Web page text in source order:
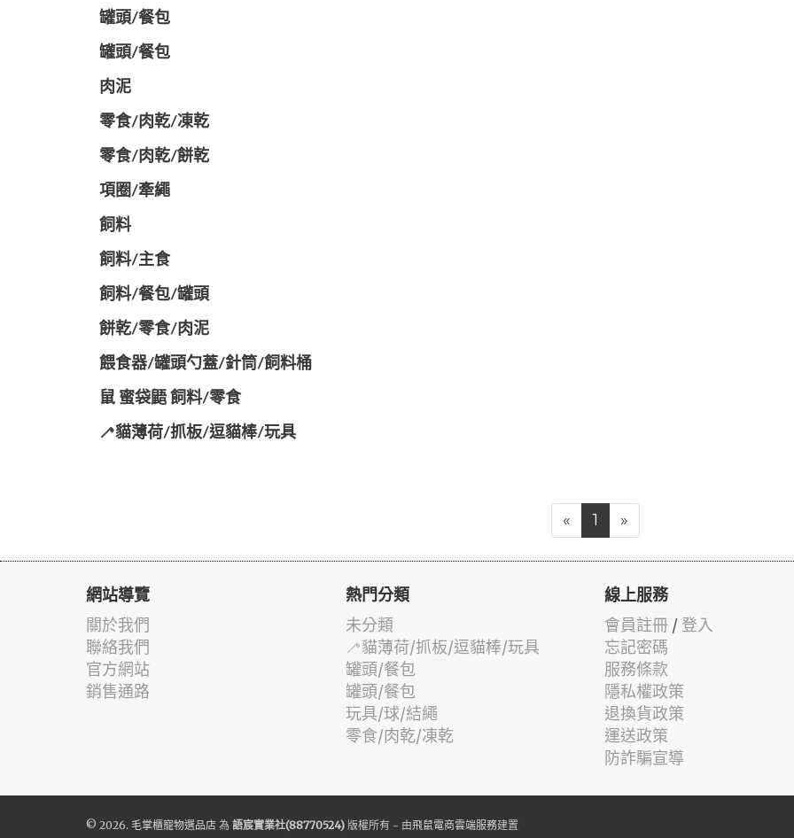
罐頭/餐包
罐頭/餐包
肉泥
零食/肉乾/凍乾
零食/肉乾/餅乾
項圈/牽繩
飼料
飼料/主食
飼料/餐包/罐頭
餅乾/零食/肉泥
餵食器/罐頭勺蓋/針筒/飼料桶
鼠 蜜袋鼯 飼料/零食
🦯貓薄荷/抓板/逗貓棒/玩具
« 1 »
網站導覽
關於我們
聯絡我們
官方網站
銷售通路
熱門分類
未分類
🦯貓薄荷/抓板/逗貓棒/玩具
罐頭/餐包
罐頭/餐包
玩具/球/結繩
零食/肉乾/凍乾
線上服務
會員註冊 / 登入
忘記密碼
服務條款
隱私權政策
退換貨政策
運送政策
防詐騙宣導
© 2026. 毛掌櫃寵物選品店 為 語宸實業社(88770524) 版權所有 - 由飛鼠電商雲端服務建置